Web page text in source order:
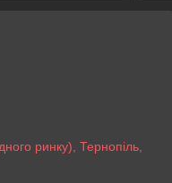
ринку), Тернопіль,